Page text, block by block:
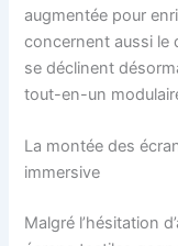
augmentée pour
concernent aussi le
se déclinent
tout-en-un
La montée des
immersive
Malgré l’hésitation